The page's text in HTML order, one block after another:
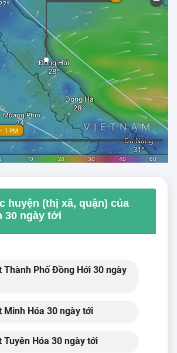
huyện (thị xã, quận) của
30 ngày tới
Thành Phố Đồng Hới 30 ngày
Minh Hóa 30 ngày tới
Tuyên Hóa 30 ngày tới